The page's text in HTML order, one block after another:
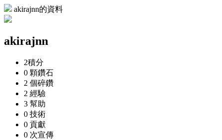
akirajnn的資料
akirajnn
2積分
0 顆鑽石
2 個碎鑽
2 經驗
3 幫助
0 技術
0 貢獻
0 次宣傳